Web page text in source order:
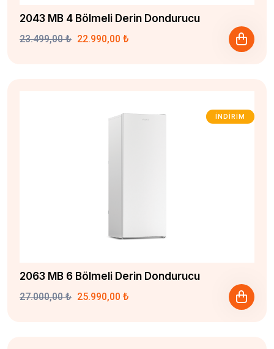
2043 MB 4 Bölmeli Derin Dondurucu
23.499,00 ₺ 22.990,00 ₺
İNDIRIM
2063 MB 6 Bölmeli Derin Dondurucu
27.000,00 ₺ 25.990,00 ₺